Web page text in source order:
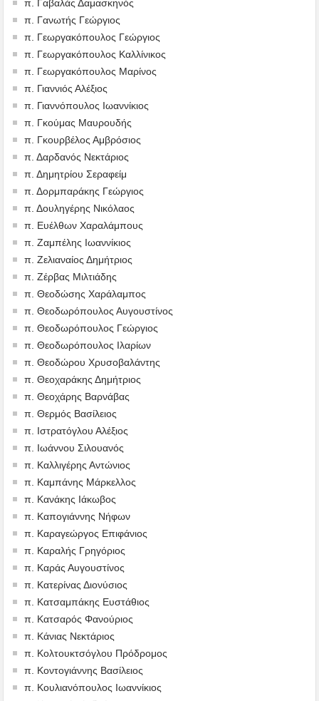
π. Γαβαλάς Δαμασκηνός
π. Γανωτής Γεώργιος
π. Γεωργακόπουλος Γεώργιος
π. Γεωργακόπουλος Καλλίνικος
π. Γεωργακόπουλος Μαρίνος
π. Γιαννιός Αλέξιος
π. Γιαννόπουλος Ιωαννίκιος
π. Γκούμας Μαυρουδής
π. Γκουρβέλος Αμβρόσιος
π. Δαρδανός Νεκτάριος
π. Δημητρίου Σεραφείμ
π. Δορμπαράκης Γεώργιος
π. Δουληγέρης Νικόλαος
π. Ευέλθων Χαραλάμπους
π. Ζαμπέλης Ιωαννίκιος
π. Ζελιαναίος Δημήτριος
π. Ζέρβας Μιλτιάδης
π. Θεοδώσης Χαράλαμπος
π. Θεοδωρόπουλος Αυγουστίνος
π. Θεοδωρόπουλος Γεώργιος
π. Θεοδωρόπουλος Ιλαρίων
π. Θεοδώρου Χρυσοβαλάντης
π. Θεοχαράκης Δημήτριος
π. Θεοχάρης Βαρνάβας
π. Θερμός Βασίλειος
π. Ιστρατόγλου Αλέξιος
π. Ιωάννου Σιλουανός
π. Καλλιγέρης Αντώνιος
π. Καμπάνης Μάρκελλος
π. Κανάκης Ιάκωβος
π. Καπογιάννης Νήφων
π. Καραγεώργος Επιφάνιος
π. Καραλής Γρηγόριος
π. Καράς Αυγουστίνος
π. Κατερίνας Διονύσιος
π. Κατσαμπάκης Ευστάθιος
π. Κατσαρός Φανούριος
π. Κάνιας Νεκτάριος
π. Κολτουκτσόγλου Πρόδρομος
π. Κοντογιάννης Βασίλειος
π. Κουλιανόπουλος Ιωαννίκιος